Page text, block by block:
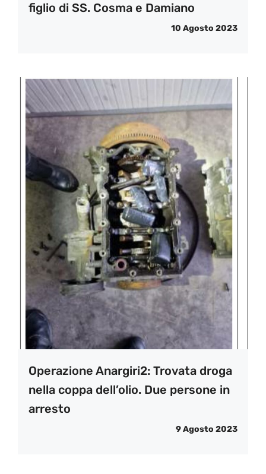
figlio di SS. Cosma e Damiano
10 Agosto 2023
Operazione Anargiri2: Trovata droga
nella coppa dell’olio. Due persone in
arresto
9 Agosto 2023